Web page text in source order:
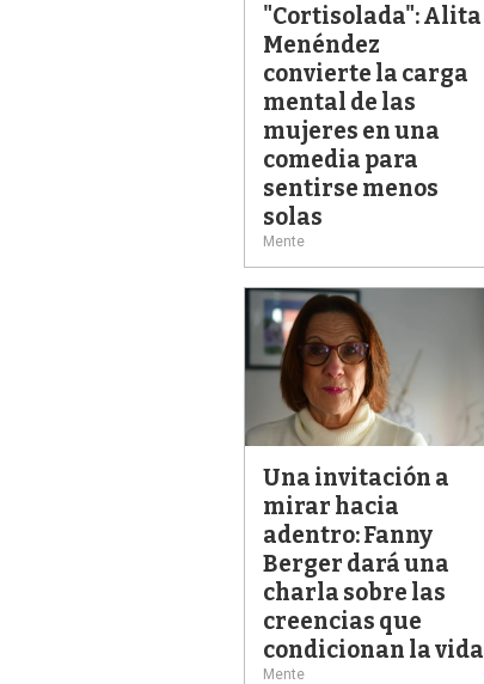
"Cortisolada": Alita
Menéndez
convierte la carga
mental de las
mujeres en una
comedia para
sentirse menos
solas
Mente
Una invitación a
mirar hacia
adentro: Fanny
Berger dará una
charla sobre las
creencias que
condicionan la vida
Mente